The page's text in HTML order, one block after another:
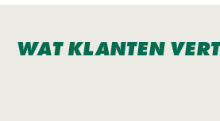
WAT KLANTEN